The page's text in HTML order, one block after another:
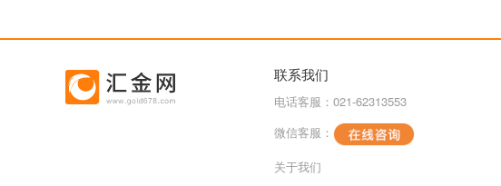
联系我们
电话客服：021-62313553
微信客服：
关于我们